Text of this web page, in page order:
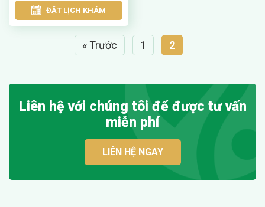
ĐẶT LỊCH KHÁM
« Trước 1 2
Liên hệ với chúng tôi để được tư vấn
miễn phí
LIÊN HỆ NGAY